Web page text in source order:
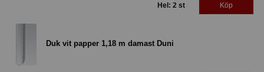
Hel: 2 st Köp
Duk vit papper 1,18 m damast Duni